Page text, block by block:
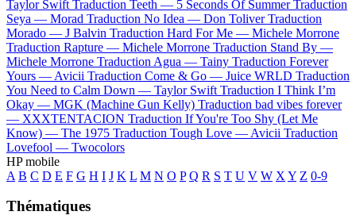
Taylor Swift Traduction Teeth — 5 Seconds Of Summer Traduction
Seya — Morad Traduction No Idea — Don Toliver Traduction
Morado — J Balvin Traduction Hard For Me — Michele Morrone
Traduction Rapture — Michele Morrone Traduction Stand By —
Michele Morrone Traduction Agua — Tainy Traduction Forever
Yours — Avicii Traduction Come & Go — Juice WRLD Traduction
You Need to Calm Down — Taylor Swift Traduction I Think I’m
Okay — MGK (Machine Gun Kelly) Traduction bad vibes forever
— XXXTENTACION Traduction If You're Too Shy (Let Me
Know) — The 1975 Traduction Tough Love — Avicii Traduction
Lovefool — Twocolors
HP mobile
A B C D E F G H I J K L M N O P Q R S T U V W X Y Z 0-9
Thématiques